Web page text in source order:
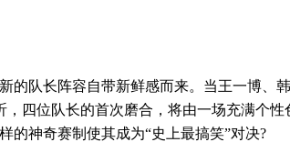
队长阵容自带新鲜感而来。当王一博、
四位队长的首次磨合，将由一场充满个性
的神奇赛制使其成为“史上最搞笑”对决?